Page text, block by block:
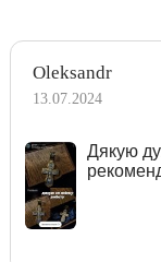
Oleksandr
13.07.2024
Дякую